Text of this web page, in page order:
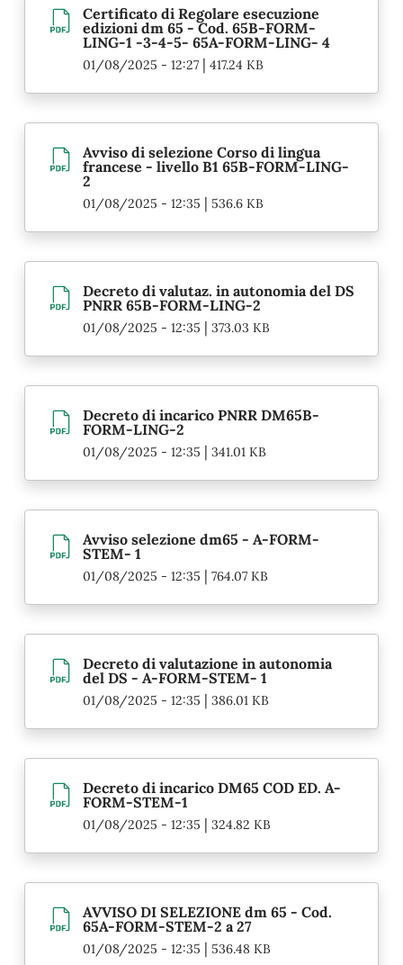
Certificato di Regolare esecuzione
edizioni dm 65 - Cod. 65B-FORM-
LING-1 -3-4-5- 65A-FORM-LING- 4
01/08/2025 - 12:27| 417.24 KB
Avviso di selezione Corso di lingua
francese - livello B1 65B-FORM-LING-
2
01/08/2025 - 12:35 | 536.6 KB
Decreto di valutaz. in autonomia del DS
PNRR 65B-FORM-LING-2
01/08/2025 - 12:35 | 373.03 KB
Decreto di incarico PNRR DM65B-
FORM-LING-2
01/08/2025 - 12:35 | 341.01 KB
Avviso selezione dm65 - A-FORM-
STEM- 1
01/08/2025 - 12:35 | 764.07 KB
Decreto di valutazione in autonomia
del DS - A-FORM-STEM- 1
01/08/2025 - 12:35 | 386.01 KB
Decreto di incarico DM65 COD ED. A-
FORM-STEM-1
01/08/2025 - 12:35 | 324.82 KB
AVVISO DI SELEZIONE dm 65 - Cod.
65A-FORM-STEM-2 a 27
01/08/2025 - 12:35 | 536.48 KB